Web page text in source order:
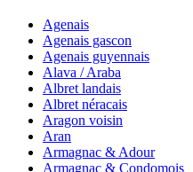
Agenais
Agenais gascon
Agenais guyennais
Alava / Araba
Albret landais
Albret néracais
Aragon voisin
Aran
Armagnac & Adour
Armagnac & Condomois